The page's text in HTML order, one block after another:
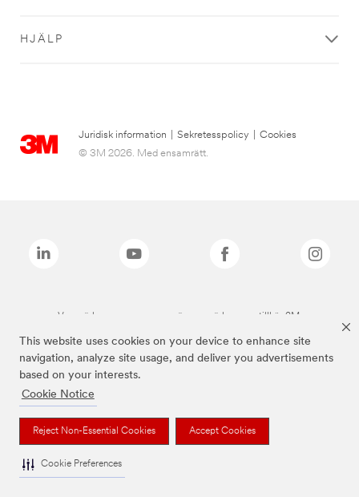
This website uses cookies on your device to enhance site
navigation, analyze site usage, and deliver you advertisements
based on your interests.
Cookie Notice
Reject Non-Essential Cookies Accept Cookies
Cookie Preferences
HJÄLP
Juridisk information Sekretesspolicy
Cookies
© 3M 2026. Med ensamrätt.
Varumärken som anges ovan är varumärken som tillhör 3M.